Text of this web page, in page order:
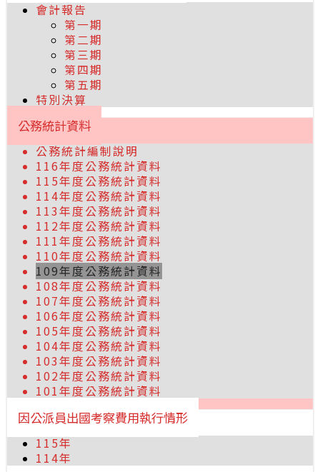
會計報告
第一期
第二期
第三期
第四期
第五期
特別決算
公務統計資料
公務統計編制說明
116年度公務統計資料
115年度公務統計資料
114年度公務統計資料
113年度公務統計資料
112年度公務統計資料
111年度公務統計資料
110年度公務統計資料
109年度公務統計資料
108年度公務統計資料
107年度公務統計資料
106年度公務統計資料
105年度公務統計資料
104年度公務統計資料
103年度公務統計資料
102年度公務統計資料
101年度公務統計資料
因公派員出國考察費用執行情形
115年
114年